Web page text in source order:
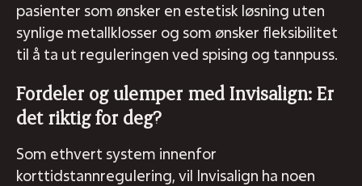
pasienter som ønsker en estetisk løsning uten
synlige metallklosser og som ønsker fleksibilitet
til å ta ut reguleringen ved spising og tannpuss.
Fordeler og ulemper med Invisalign: Er
det riktig for deg?
Som ethvert system innenfor
korttidstannregulering, vil Invisalign ha noen